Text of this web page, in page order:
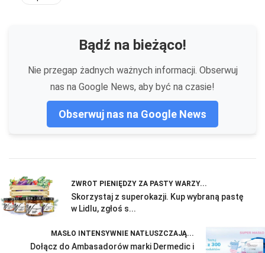
Bądź na bieżąco!
Nie przegap żadnych ważnych informacji. Obserwuj
nas na Google News, aby być na czasie!
Obserwuj nas na Google News
ZWROT PIENIĘDZY ZA PASTY WARZY...
Skorzystaj z superokazji. Kup wybraną pastę
w Lidlu, zgłoś s...
MASŁO INTENSYWNIE NATŁUSZCZAJĄ...
Dołącz do Ambasadorów marki Dermedic i